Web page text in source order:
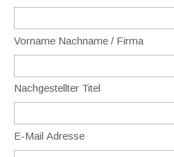
Vorname Nachname / Firma
Nachgestellter Titel
E-Mail Adresse